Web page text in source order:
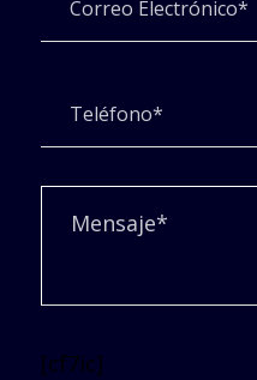
[cf7ic]